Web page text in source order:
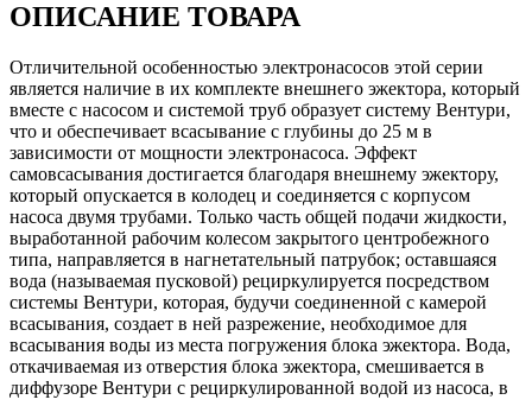
ОПИСАНИЕ ТОВАРА
Отличительной особенностью электронасосов этой серии
является наличие в их комплекте внешнего эжектора, который
вместе с насосом и системой труб образует cистему Вентури,
что и обеспечивает всасывание с глубины до 25 м в
зависимости от мощности электронасоса. Эффект
самовсасывания достигается благодаря внешнему эжектору,
который опускается в колодец и соединяется с корпусом
насоса двумя трубами. Только часть общей подачи жидкости,
выработанной рабочим колесом закрытого центробежного
типа, направляется в нагнетательный патрубок; оставшаяся
вода (называемая пусковой) рециркулируется посредством
системы Вентури, которая, будучи соединенной с камерой
всасывания, создает в ней разрежение, необходимое для
всасывания воды из места погружения блока эжектора. Вода,
откачиваемая из отверстия блока эжектора, смешивается в
диффузоре Вентури с рециркулированной водой из насоса, в